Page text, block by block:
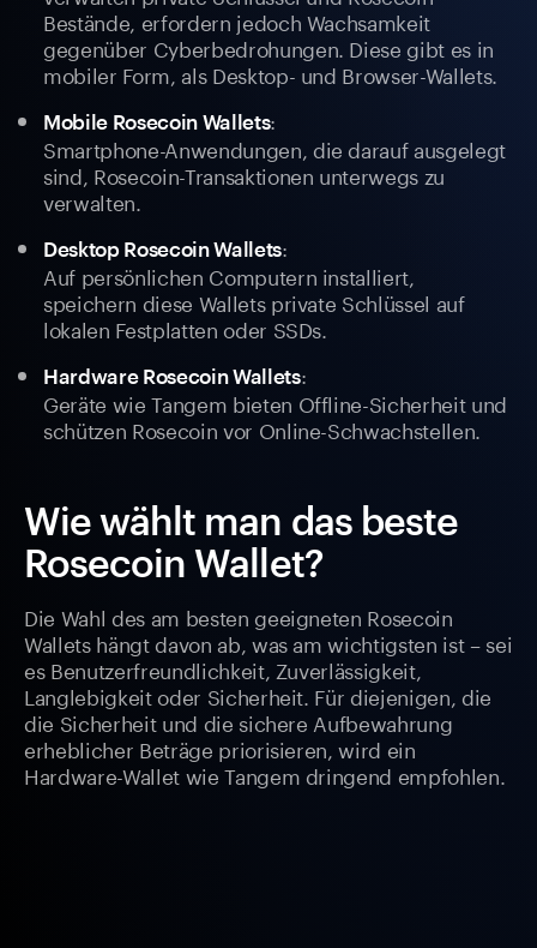
Bestände, erfordern jedoch Wachsamkeit
gegenüber Cyberbedrohungen. Diese gibt es in
mobiler Form, als Desktop- und Browser-Wallets.
Mobile Rosecoin Wallets:
Smartphone-Anwendungen, die darauf ausgelegt
sind, Rosecoin-Transaktionen unterwegs zu
verwalten.
Desktop Rosecoin Wallets:
Auf persönlichen Computern installiert,
speichern diese Wallets private Schlüssel auf
lokalen Festplatten oder SSDs.
Hardware Rosecoin Wallets:
Geräte wie Tangem bieten Offline-Sicherheit und
schützen Rosecoin vor Online-Schwachstellen.
Wie wählt man das beste
Rosecoin Wallet?
Die Wahl des am besten geeigneten Rosecoin
Wallets hängt davon ab, was am wichtigsten ist – sei
es Benutzerfreundlichkeit, Zuverlässigkeit,
Langlebigkeit oder Sicherheit. Für diejenigen, die
die Sicherheit und die sichere Aufbewahrung
erheblicher Beträge priorisieren, wird ein
Hardware-Wallet wie Tangem dringend empfohlen.